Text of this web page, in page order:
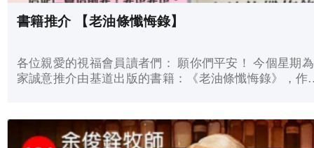
書籍推介 【老油條懺悔錄】
各位親愛的視福會員讀者們： 願你們平安！ 今個星期
家誠意推介由基道出版的書籍：《老油條懺悔錄》，作